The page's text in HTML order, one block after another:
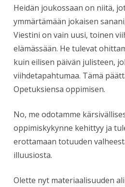
Heidän joukossaan on niitä,
ymmärtämään jokaisen
Viestini on vain uusi, toinen
elämässään. He tulevat
kuin eilisen päivän julisteen,
viihdetapahtumaa. Tämä
Opetuksiensa oppimisen.
No, me odotamme
oppimiskykynne kehittyy ja
erottamaan totuuden
illuusiosta.
Olette nyt materiaalisuuden